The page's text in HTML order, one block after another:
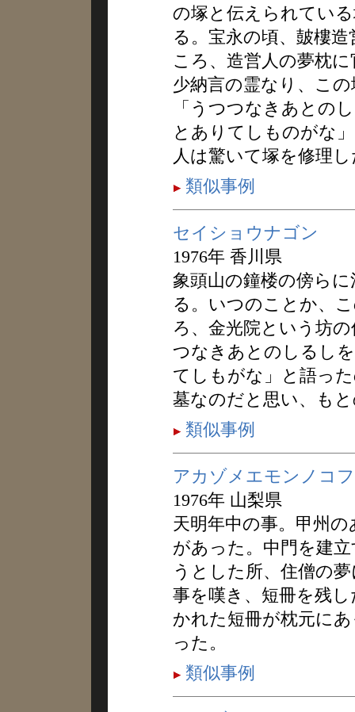
の塚と伝えられてい
る。宝永の頃、皷樓
ころ、造営人の夢枕
少納言の霊なり、こ
「うつつなきあとの
とありてしものがな
人は驚いて塚を修理
類似事例
セイショウナゴン
1976年 香川県
象頭山の鐘楼の傍ら
る。いつのことか、
ろ、金光院という坊
つなきあとのしるし
てしもがな」と語っ
墓なのだと思い、も
類似事例
アカゾメエモンノコ
1976年 山梨県
天明年中の事。甲州
があった。中門を建
うとした所、住僧の
事を嘆き、短冊を残
かれた短冊が枕元に
った。
類似事例